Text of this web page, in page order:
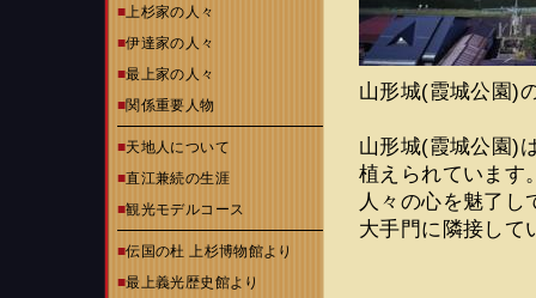
■上杉家の人々
■伊達家の人々
■最上家の人々
■関係重要人物
■天地人について
■直江兼続の生涯
■観光モデルコース
■伝国の杜 上杉博物館より
■最上義光歴史館より
山形城(霞城公園)
山形城(霞城公園)
植えられています
人々の心を魅了し
大手門に隣接して